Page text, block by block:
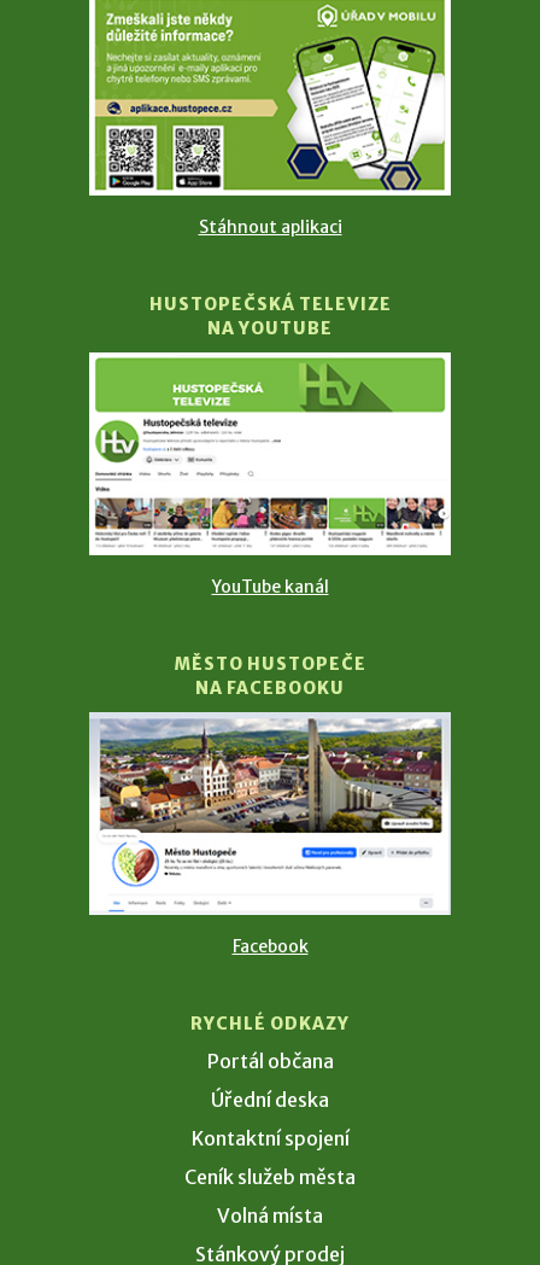
Stáhnout aplikaci
HUSTOPEČSKÁ TELEVIZE
NA YOUTUBE
YouTube kanál
MĚSTO HUSTOPEČE
NA FACEBOOKU
Facebook
RYCHLÉ ODKAZY
Portál občana
Úřední deska
Kontaktní spojení
Ceník služeb města
Volná místa
Stánkový prodej